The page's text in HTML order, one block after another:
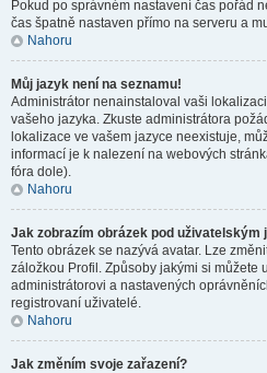
Pokud po správném nastavení čas pořád
čas špatně nastaven přímo na serveru a
Nahoru
Můj jazyk není na seznamu!
Administrátor nenainstaloval vaši
vašeho jazyka. Zkuste administrátora
lokalizace ve vašem jazyce neexistuje,
informací je k nalezení na webových
fóra dole).
Nahoru
Jak zobrazím obrázek pod uživatelským
Tento obrázek se nazývá avatar. Lze
záložkou Profil. Způsoby jakými si můžete
administrátorovi a nastavených
registrovaní uživatelé.
Nahoru
Jak změním svoje zařazení?